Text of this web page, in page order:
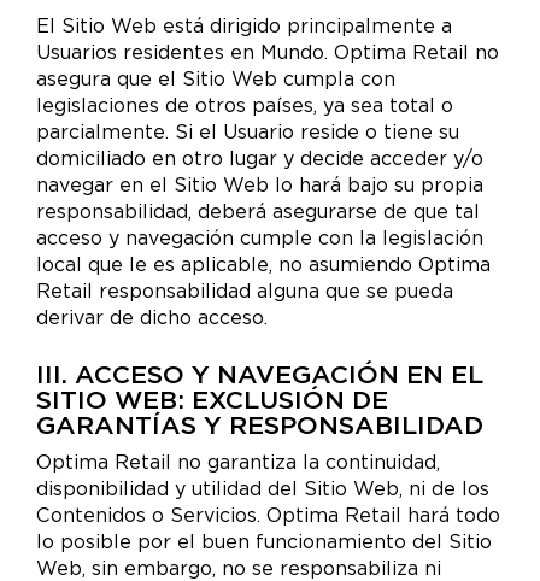
El Sitio Web está dirigido principalmente a
Usuarios residentes en Mundo. Optima Retail no
asegura que el Sitio Web cumpla con
legislaciones de otros países, ya sea total o
parcialmente. Si el Usuario reside o tiene su
domiciliado en otro lugar y decide acceder y/o
navegar en el Sitio Web lo hará bajo su propia
responsabilidad, deberá asegurarse de que tal
acceso y navegación cumple con la legislación
local que le es aplicable, no asumiendo Optima
Retail responsabilidad alguna que se pueda
derivar de dicho acceso.
III. ACCESO Y NAVEGACIÓN EN EL
SITIO WEB: EXCLUSIÓN DE
GARANTÍAS Y RESPONSABILIDAD
Optima Retail no garantiza la continuidad,
disponibilidad y utilidad del Sitio Web, ni de los
Contenidos o Servicios. Optima Retail hará todo
lo posible por el buen funcionamiento del Sitio
Web, sin embargo, no se responsabiliza ni